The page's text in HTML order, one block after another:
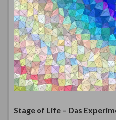
Stage of Life – Das